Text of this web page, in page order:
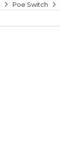
Poe Switch